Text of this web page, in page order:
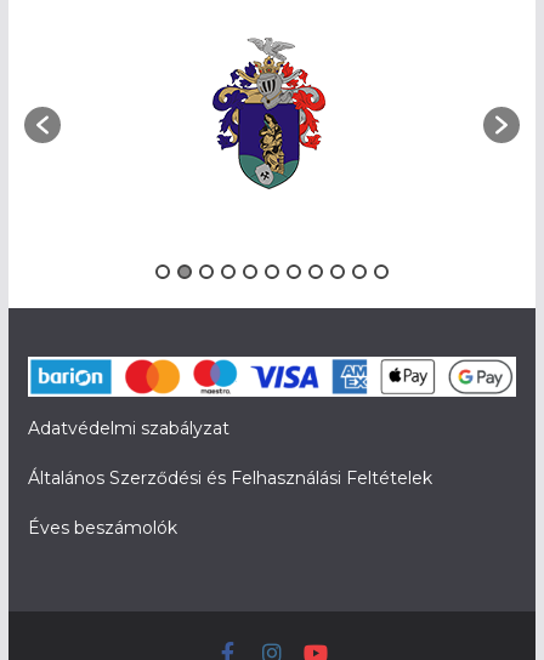
Adatvédelmi szabályzat
Általános Szerződési és Felhasználási Feltételek
Éves beszámolók